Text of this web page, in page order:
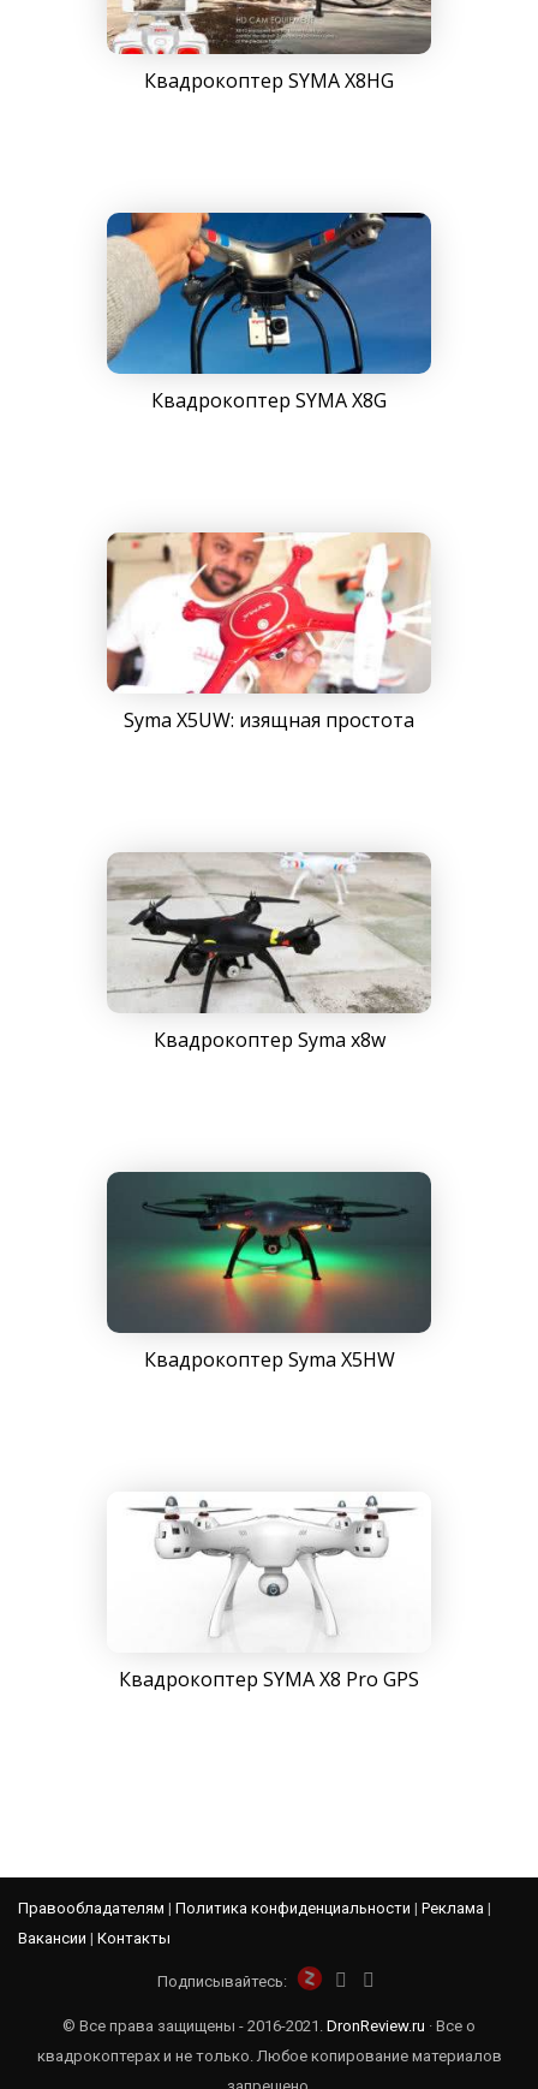
Квадрокоптер SYMA X8HG
Квадрокоптер SYMA X8G
Syma X5UW: изящная простота
Квадрокоптер Syma x8w
Квадрокоптер Syma X5HW
Квадрокоптер SYMA X8 Pro GPS
Правообладателям | Политика конфиденциальности | Реклама |
Вакансии | Контакты
Подписывайтесь:
© Все права защищены - 2016-2021. DronReview.ru · Все о
квадрокоптерах и не только. Любое копирование материалов